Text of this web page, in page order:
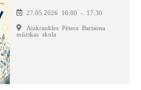
27.05.2026 16:00 - 17:30
Aizkraukles Pētera Barisona
mūzikas skola